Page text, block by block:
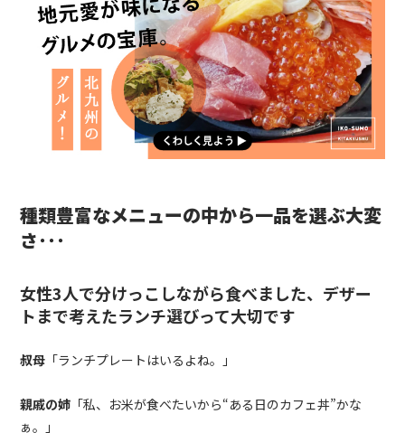
種類豊富なメニューの中から一品を選ぶ大変
さ･･･
女性3人で分けっこしながら食べました、デザー
トまで考えたランチ選びって大切です
叔母 「ランチプレートはいるよね。」
親戚の姉 「私、お米が食べたいから“ある日のカフェ丼”かな
ぁ。」